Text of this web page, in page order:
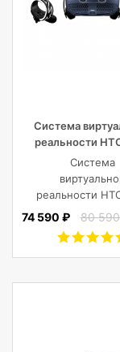
Система
реальности
Cosmos
Система
реальности
Cosmos
74 590 ₽ 80